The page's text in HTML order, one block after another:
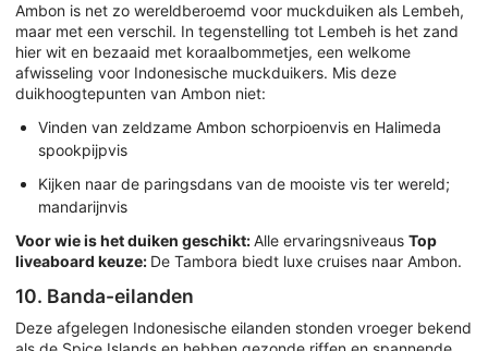
Ambon is net zo wereldberoemd voor muckduiken als Lembeh,
maar met een verschil. In tegenstelling tot Lembeh is het zand
hier wit en bezaaid met koraalbommetjes, een welkome
afwisseling voor Indonesische muckduikers. Mis deze
duikhoogtepunten van Ambon niet:
Vinden van zeldzame Ambon schorpioenvis en Halimeda
spookpijpvis
Kijken naar de paringsdans van de mooiste vis ter wereld;
mandarijnvis
Voor wie is het duiken geschikt:Alle ervaringsniveaus Top
liveaboard keuze: De Tambora biedt luxe cruises naar Ambon.
10. Banda-eilanden
Deze afgelegen Indonesische eilanden stonden vroeger bekend